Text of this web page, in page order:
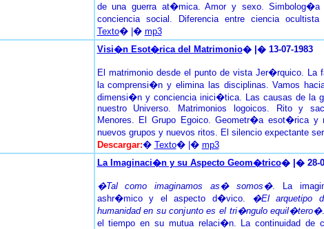
de una guerra at�mica. Amor y sexo. Simbolog�a
conciencia social. Diferencia entre ciencia
Texto� |� mp3
Visi�n Esot�rica del Matrimonio� |� 13-07-1983
El matrimonio desde el punto de vista Jer�rquico. La
la comprensi�n y elimina las disciplinas. Vamos
dimensi�n y conciencia inici�tica. Las causas de la
nuestro Universo. Matrimonios logoicos. Rito y
Menores. El Grupo Egoico. Geometr�a esot�rica y
nuevos grupos y nuevos ritos. El silencio expectante
Descargar:� Texto� |� mp3
La Imaginaci�n y su Aspecto Geom�trico� |� 28-
�Tal como imaginamos as� somos�. La
ashr�mico y el aspecto d�vico. �El arquetipo
humanidad en su conjunto es el tri�ngulo equil�tero�
el tiempo en su mutua relaci�n. La continuidad de